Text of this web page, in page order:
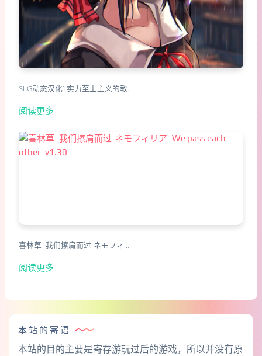
SLG动态汉化] 实力至上主义的教…
阅读更多
喜林草 -我们擦肩而过-ネモフィ…
阅读更多
本站的寄语
本站的目的主要是寄存游玩过后的游戏，所以并没有原